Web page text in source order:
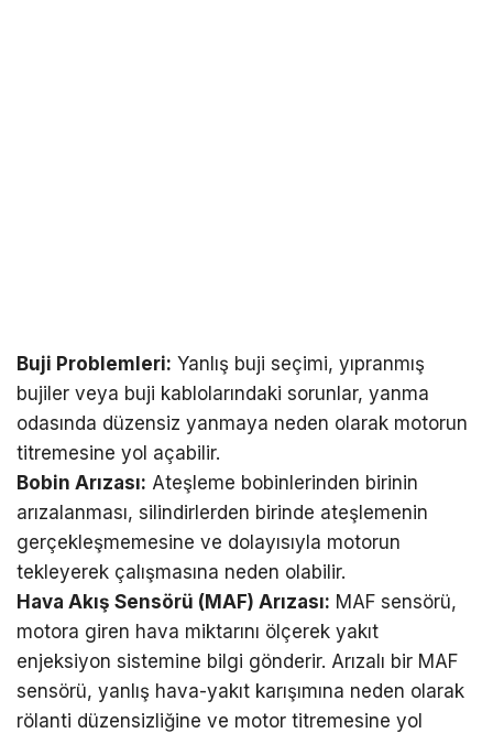
Buji Problemleri: Yanlış buji seçimi, yıpranmış
bujiler veya buji kablolarındaki sorunlar, yanma
odasında düzensiz yanmaya neden olarak motorun
titremesine yol açabilir.
Bobin Arızası: Ateşleme bobinlerinden birinin
arızalanması, silindirlerden birinde ateşlemenin
gerçekleşmemesine ve dolayısıyla motorun
tekleyerek çalışmasına neden olabilir.
Hava Akış Sensörü (MAF) Arızası: MAF sensörü,
motora giren hava miktarını ölçerek yakıt
enjeksiyon sistemine bilgi gönderir. Arızalı bir MAF
sensörü, yanlış hava-yakıt karışımına neden olarak
rölanti düzensizliğine ve motor titremesine yol